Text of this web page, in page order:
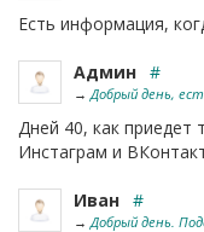
Есть информация,
Админ #
→ Добрый день,
Дней 40, как приедет
Инстаграм и
Иван #
→ Добрый день.